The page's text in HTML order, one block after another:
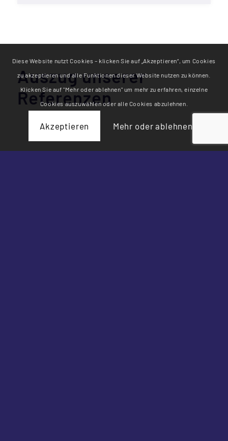
Auszug unserer
Referenzen
Diese Website nutzt Cookies – klicken Sie auf „Akzeptieren“, um Cookies
zu akzeptieren und alle Funktionen dieser Website nutzen zu können.
Klicken Sie auf "Mehr oder ablehnen" um mehr zu erfahren, einzelne
Cookies auszuwählen oder alle Cookies abzulehnen.
Akzeptieren Mehr oder ablehnen